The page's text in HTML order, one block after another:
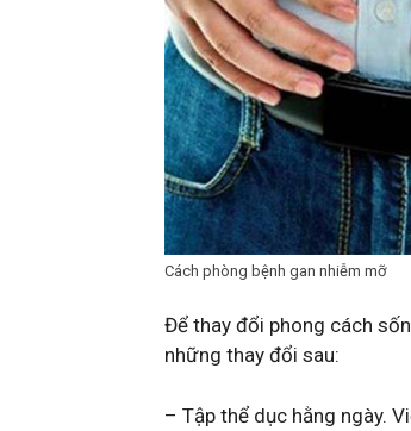
Cách phòng bệnh gan nhiễm mỡ
Để thay đổi phong cách
những thay đổi sau:
– Tập thể dục hằng ngày.